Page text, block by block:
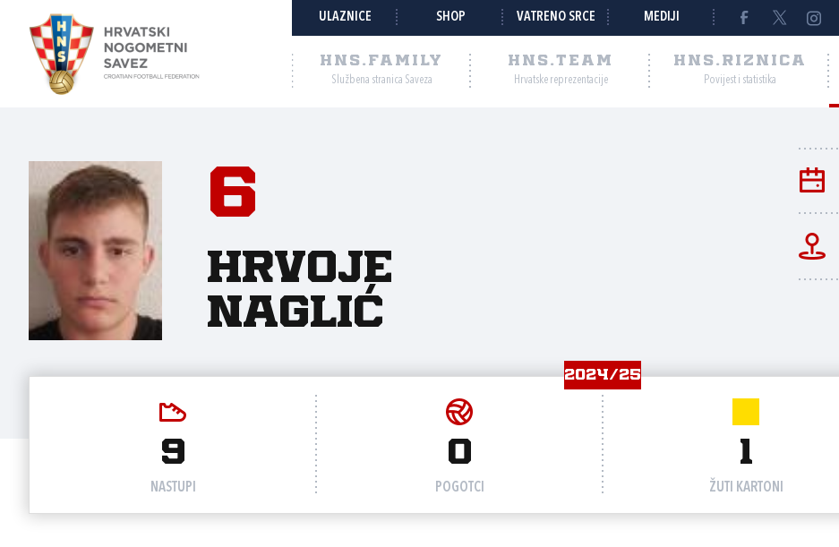
ULAZNICE SHOP VATRENO SRCE MEDIJI
HNS.FAMILY
Službena stranica Saveza
HNS.TEAM
Hrvatske reprezentacije
HNS.RIZNICA
Povijest i statistika
6
Hrvoje
Naglić
2024/25
9
NASTUPI
0
POGOTCI
1
ŽUTI KARTONI